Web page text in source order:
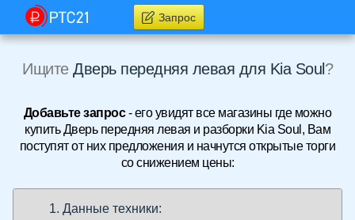
Запрос
Ищите Дверь передняя левая для Kia Soul ?
Добавьте запрос- его увидят все магазины где можно
купить Дверь передняя левая и разборки Kia Soul, Вам
поступят от них предложения и начнутся открытые торги
со снижением цены:
1. Данные техники: